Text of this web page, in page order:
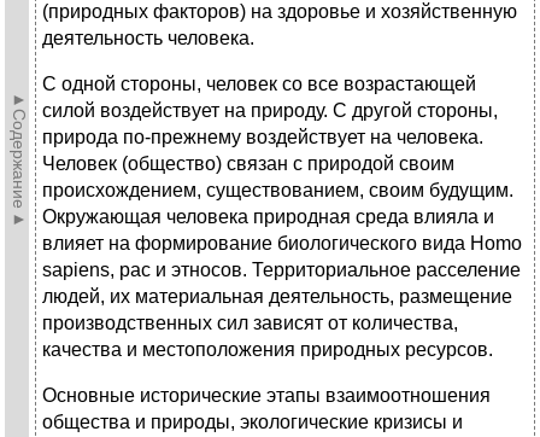
►Содержание►
(природных факторов) на здоровье и хозяйственную
деятель­ность человека.
С одной стороны, человек со все возрастающей
силой воз­действует на природу. С другой стороны,
природа по-прежнему воздействует на человека.
Человек (общество) связан с приро­дой своим
происхождением, существованием, своим будущим.
Окружающая человека природная среда влияла и
влияет на формирование биологического вида Homo
sapiens, рас и этно­сов. Территориальное расселение
людей, их материальная дея­тельность, размещение
производственных сил зависят от коли­чества,
качества и местоположения природных ресурсов.
Основные исторические этапы взаимоотношения
общества и природы, экологические кризисы и